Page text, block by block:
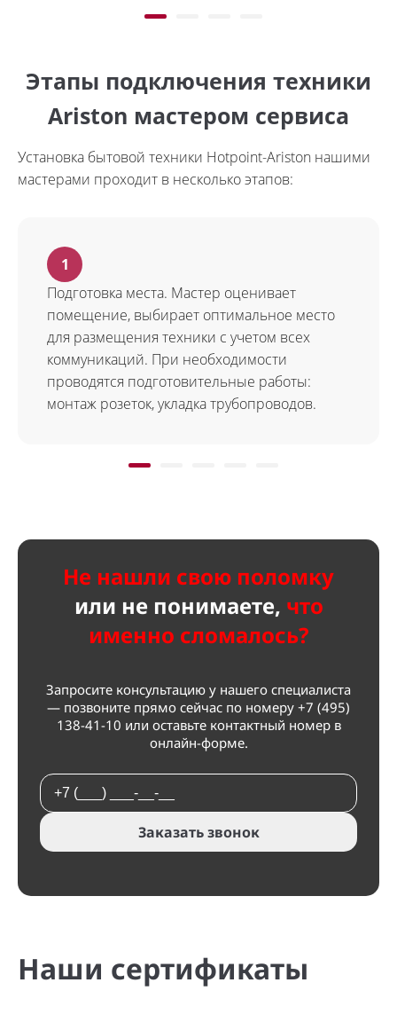
Этапы подключения техники
Ariston мастером сервиса
Установка бытовой техники Hotpoint-Ariston нашими
мастерами проходит в несколько этапов:
Подготовка места. Мастер оценивает
помещение, выбирает оптимальное место
для размещения техники с учетом всех
коммуникаций. При необходимости
проводятся подготовительные работы:
монтаж розеток, укладка трубопроводов.
Не нашли свою поломку
или не понимаете, что
именно сломалось?
Запросите консультацию у нашего специалиста
— позвоните прямо сейчас по номеру +7 (495)
138-41-10 или оставьте контактный номер в
онлайн-форме.
Заказать звонок
Наши сертификаты